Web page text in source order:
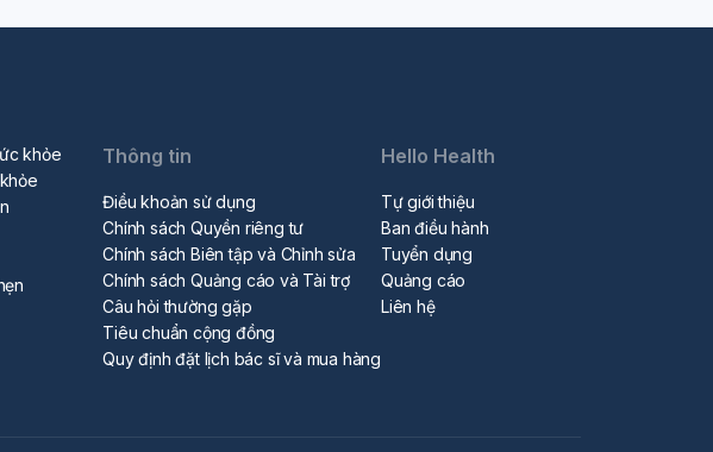
khỏe
Thông tin
Điều khoản sử dụng
Chính sách Quyền riêng tư
Chính sách Biên tập và Chỉnh sửa
Chính sách Quảng cáo và Tài trợ
Câu hỏi thường gặp
Tiêu chuẩn cộng đồng
Quy định đặt lịch bác sĩ và mua hàng
Hello Health
Tự giới thiệu
Ban điều hành
Tuyển dụng
Quảng cáo
Liên hệ